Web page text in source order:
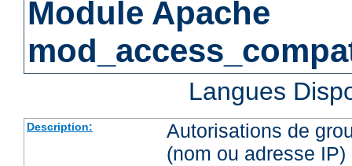
Module Apache
Langues
Description:
Autorisations de
(nom ou adresse IP)